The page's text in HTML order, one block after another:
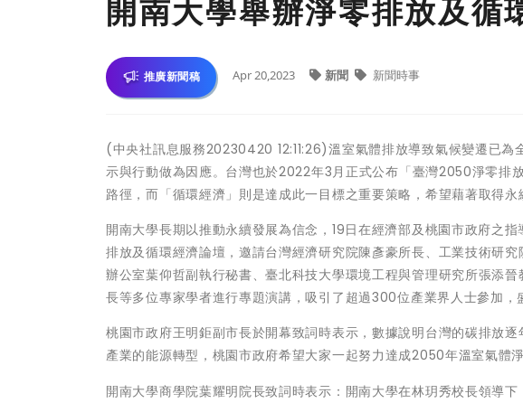
開南大學舉辦淨零排放及循
推廣新聞稿 Apr 20,2023 新聞 新聞時事
(中央社訊息服務20230420 12:11:26)溫室氣體排放導致氣候變遷已
示與行動做為因應。台灣也於2022年3月正式公布「臺灣2050淨零排
路徑，而「循環經濟」則是達成此一目標之重要策略，希望藉著取得永
開南大學長期以推動永續發展為信念，19日在經濟部及桃園市政府之
排放及循環經濟論壇，邀請台灣經濟研究院陳彥豪所長、工業技術研
辦公室葉仰哲副執行秘書、臺北科技大學環境工程與管理研究所張添
長等多位專家學者進行專題演講，吸引了超過300位產業界人士參加，
桃園市政府王明鉅副市長於開幕致詞時表示，數據說明台灣的碳排放
產業的能源轉型，桃園市政府希望大家一起努力達成2050年溫室氣體淨
開南大學商學院葉耀明院長致詞時表示：開南大學在林玥秀校長領導